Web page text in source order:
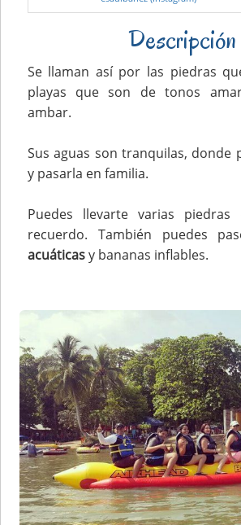
Descripción
Se llaman así por las piedras
playas que son de tonos
ambar.
Sus aguas son tranquilas, donde
y pasarla en familia.
Puedes llevarte varias piedras
recuerdo. También puedes
acuáticasy bananas inflables.